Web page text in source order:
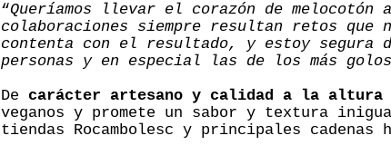
“Queríamos llevar el corazón de
colaboraciones siempre resultan retos que
contenta con el resultado, y estoy segura
personas y en especial las de los más
De carácter artesano y calidad a la altura
veganos y promete un sabor y textura
tiendas Rocambolesc y principales